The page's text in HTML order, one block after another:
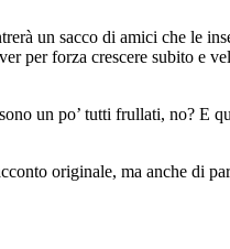
un sacco di amici che le
per forza crescere subito e
un po’ tutti frullati, no? E
originale, ma anche di